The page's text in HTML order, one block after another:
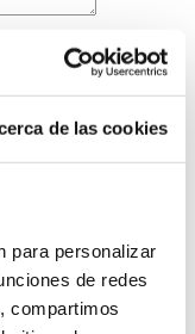
de las cookies
para personalizar
de redes
compartimos